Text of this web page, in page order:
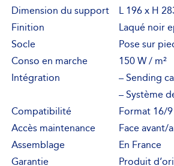
Dimension du support
L 196 x H
Finition
Laqué noir
Socle
Pose sur
Conso en marche
150 W / m²
Intégration
– Sending
– Système
Compatibilité
Format 16/
Accès maintenance
Face avant/
Assemblage
En France
Garantie
Produit